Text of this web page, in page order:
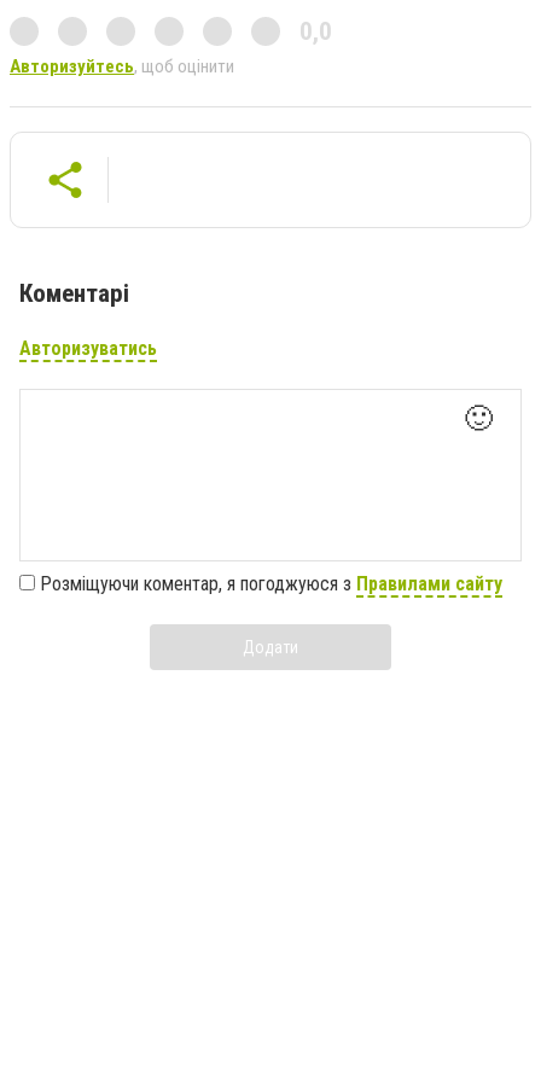
0,0
Авторизуйтесь, щоб оцінити
Коментарі
Авторизуватись
🙂
Розміщуючи коментар, я погоджуюся з Правилами сайту
Додати